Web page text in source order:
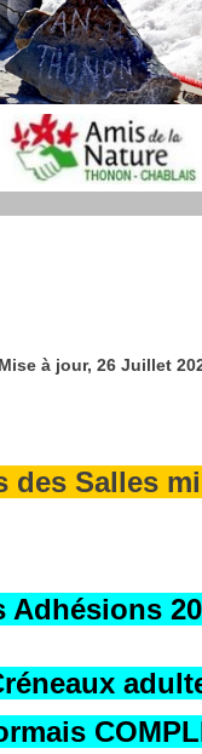
Mise à jour, 26 Juillet
des Salles
Adhésions